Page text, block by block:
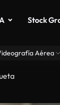
Stock
Aérea